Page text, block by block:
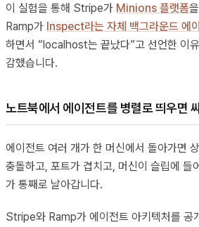
이 실험을 통해 Stripe가 Minions 플랫폼
Ramp가 Inspect라는 자체 백그라운드 에
하면서 “localhost는 끝났다”고 선언한 이
감했습니다.
노트북에서 에이전트를 병렬로 띄우면
에이전트 여러 개가 한 머신에서 돌아가면
충돌하고, 포트가 겹치고, 머신이 슬립에 들
가 통째로 날아갑니다.
Stripe와 Ramp가 에이전트 아키텍처를 공